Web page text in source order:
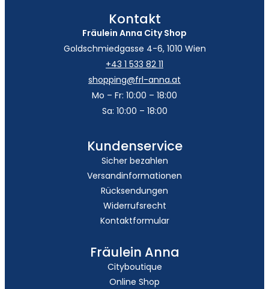
Kontakt
Fräulein Anna City Shop
Goldschmiedgasse 4-6, 1010 Wien
+43 1 533 82 11
shopping@frl-anna.at
Mo – Fr: 10:00 – 18:00
Sa: 10:00 – 18:00
Kundenservice
Sicher bezahlen
Versandinformationen
Rücksendungen
Widerrufsrecht
Kontaktformular
Fräulein Anna
Cityboutique
Online Shop